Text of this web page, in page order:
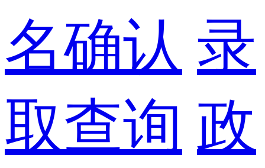
名确认 录
取查询 政